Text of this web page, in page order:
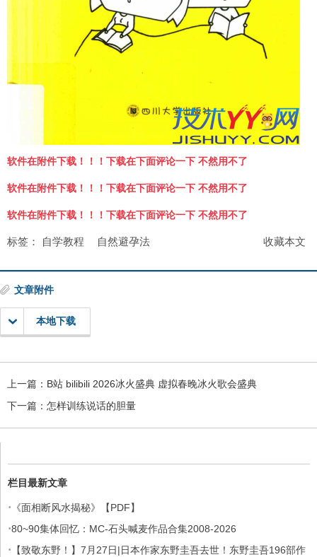
软件在附件下载！！！下载在下面评论一下 不然用不了
软件在附件下载！！！下载在下面评论一下 不然用不了
软件在附件下载！！！下载在下面评论一下 不然用不了
收藏本文
标签： 自学教程 自然避孕法
文章附件
本地下载
上一篇： B站 bilibili 2026冰火盛典 虚拟春晚冰火歌会盛典
下一篇： 怎样训练说话的胆量
栏目最新文章
· 《面相断风水揭秘》【PDF】
·80~90集体回忆：MC-石头喊麦作品合集2008-2026
· 【致敬东野！】7月27日|日本作家东野圭吾去世！东野圭吾196部作